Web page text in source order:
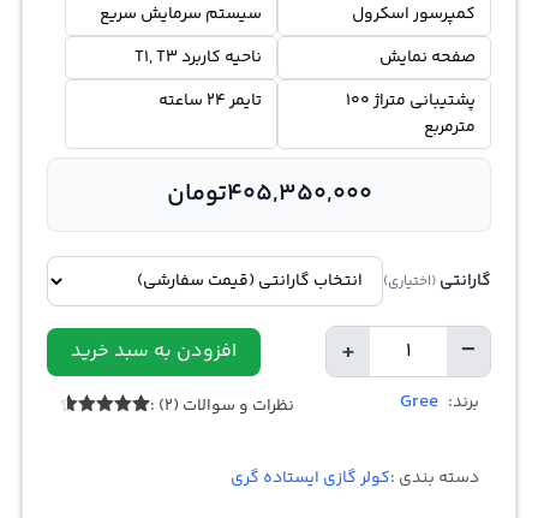
کمپرسور اسکرول
سیستم سرمایش سریع
صفحه نمایش
ناحیه کاربرد T1, T3
پشتیبانی متراژ 100
مترمربع
تایمر 24 ساعته
405,350,000تومان
گارانتی (اختیاری)
−
تعداد + افزودن به سبد خرید
برند: Gree نظرات و سوالات (2) :
دسته بندی :کولر گازی ایستاده گری